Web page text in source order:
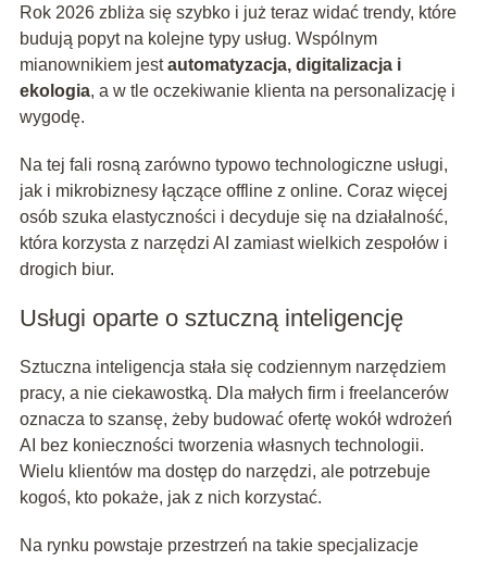
Rok 2026 zbliża się szybko i już teraz widać trendy, które
budują popyt na kolejne typy usług. Wspólnym
mianownikiem jestautomatyzacja, digitalizacja i
ekologia, a w tle oczekiwanie klienta na personalizację i
wygodę.
Na tej fali rosną zarówno typowo technologiczne usługi,
jak i mikrobiznesy łączące offline z online. Coraz więcej
osób szuka elastyczności i decyduje się na działalność,
która korzysta z narzędzi AI zamiast wielkich zespołów i
drogich biur.
Usługi oparte o sztuczną inteligencję
Sztuczna inteligencja stała się codziennym narzędziem
pracy, a nie ciekawostką. Dla małych firm i freelancerów
oznacza to szansę, żeby budować ofertę wokół wdrożeń
AI bez konieczności tworzenia własnych technologii.
Wielu klientów ma dostęp do narzędzi, ale potrzebuje
kogoś, kto pokaże, jak z nich korzystać.
Na rynku powstaje przestrzeń na takie specjalizacje